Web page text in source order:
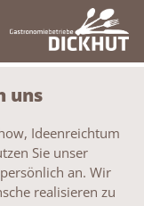
uns
Ideenreichtum
Sie unser
an. Wir
realisieren zu